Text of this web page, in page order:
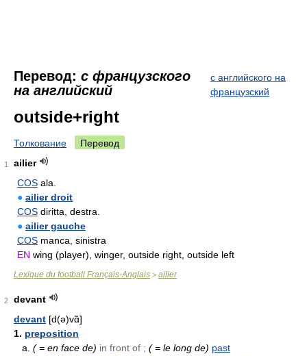
Перевод: с французского
на английский
с английского на
французский
outside+right
Толкование Перевод
1
ailier
COS ala.
● ailier droit
COS diritta, destra.
● ailier gauche
COS manca, sinistra
EN wing (player), winger, outside right, outside left
Lexique du football Français-Anglais > ailier
2
devant
devant [d(ə)vɑ̃]
1. preposition
a. ( = en face de) in front of ; ( = le long de) past